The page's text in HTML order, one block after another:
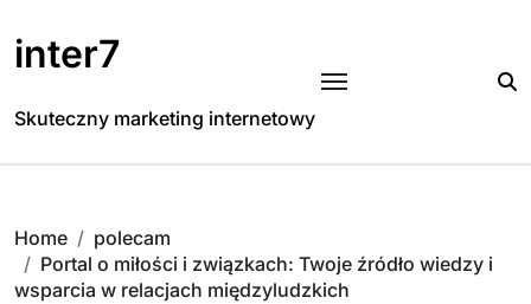
to
content
inter7
Skuteczny marketing internetowy
Home
polecam
Portal o miłości i związkach: Twoje źródło wiedzy i
wsparcia w relacjach międzyludzkich